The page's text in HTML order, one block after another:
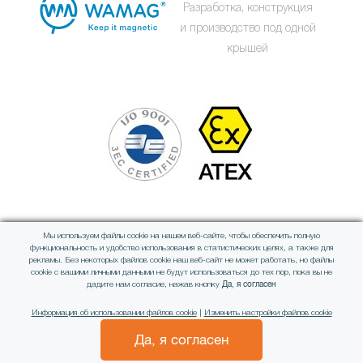
Разработка, конструкция
и производство под одной
крышей
Член международной группы
All rights reserved © WAMAG, spol. s r.o.
Мы используем файлы cookie на нашем веб-сайте, чтобы обеспечить полную
функциональность и удобство использования в статистических целях, а также для
рекламы. Без некоторых файлов cookie наш веб-сайт не может работать, но файлы
cookie с вашими личными данными не будут использоваться до тех пор, пока вы не
дадите нам согласие, нажав кнопку Да, я согласен
Информация об использовании файлов cookie| Изменить настройки файлов cookie
Да, я согласен